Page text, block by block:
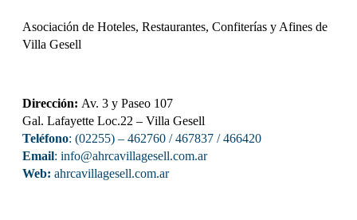
Asociación de Hoteles, Restaurantes, Confiterías y Afines de
Villa Gesell
Dirección: Av. 3 y Paseo 107
Gal. Lafayette Loc.22 – Villa Gesell
Teléfono: (02255) – 462760 / 467837 / 466420
Email: info@ahrcavillagesell.com.ar
Web: ahrcavillagesell.com.ar